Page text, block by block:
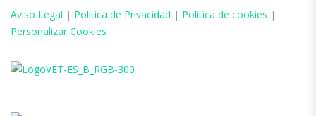
Aviso Legal | Política de Privacidad | Política de cookies |
Personalizar Cookies